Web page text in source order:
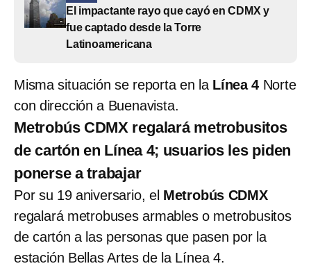
El impactante rayo que cayó en CDMX y
fue captado desde la Torre
Latinoamericana
Misma situación se reporta en la Línea 4 Norte
con dirección a Buenavista.
Metrobús CDMX regalará metrobusitos
de cartón en Línea 4; usuarios les piden
ponerse a trabajar
Por su 19 aniversario, el Metrobús CDMX
regalará metrobuses armables o metrobusitos
de cartón a las personas que pasen por la
estación Bellas Artes de la Línea 4.